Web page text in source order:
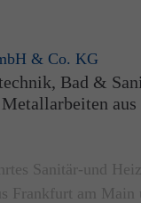
& Co. KG
Bad &
Sanitär-und
Frankfurt am Main